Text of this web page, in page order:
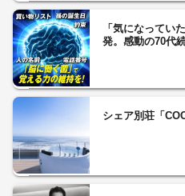
「気になってい
発。感動の70代
シェア別荘「